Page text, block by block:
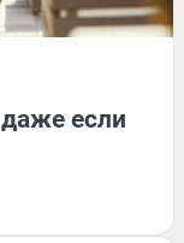
если